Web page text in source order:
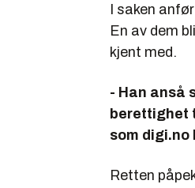
I saken
En av dem
kjent med.
- Han anså
berettighet
som digi.no
Retten